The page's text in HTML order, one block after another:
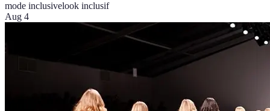
mode inclusivelook inclusif
Aug 4